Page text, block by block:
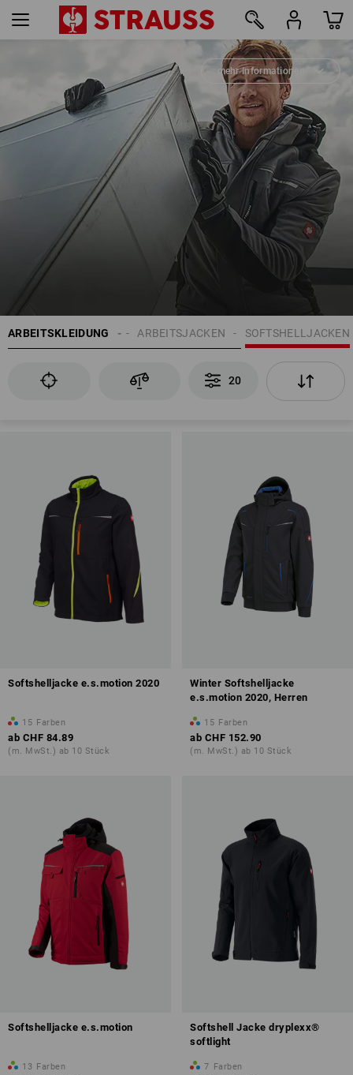
mehr Informationen
ARBEITSKLEIDUNG SOFTSHELLJACKEN
ARBEITSJACKEN
HERREN
20
20
Softshelljacke e.s.motion 2020
15 Farben
ab CHF 84.89
(m. MwSt.) ab 10 Stück
Winter Softshelljacke
e.s.motion 2020, Herren
15 Farben
ab CHF 152.90
(m. MwSt.) ab 10 Stück
Softshelljacke e.s.motion
13 Farben
Softshell Jacke dryplexx®
softlight
7 Farben